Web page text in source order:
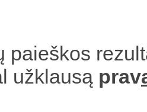
paieškos
užklausą prav